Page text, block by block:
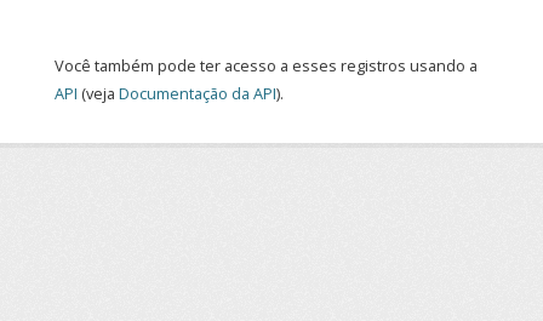
Você também pode ter acesso a esses registros usando a
API (veja Documentação da API).